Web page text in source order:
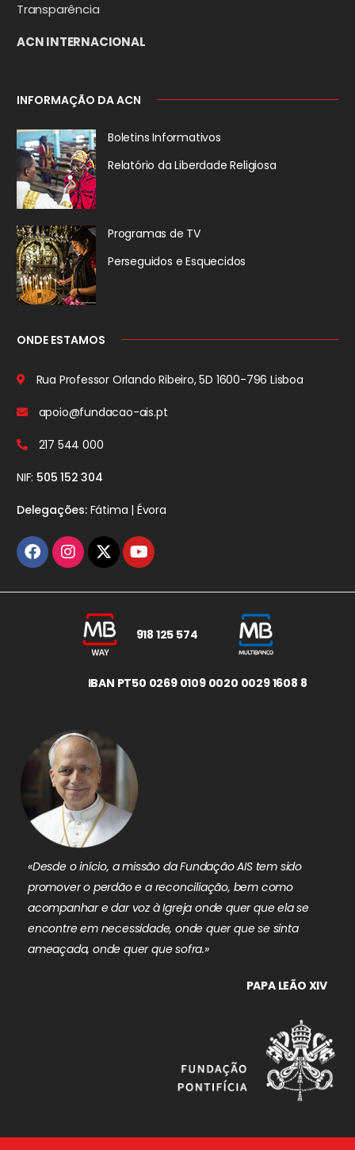
Transparência
ACN INTERNACIONAL
INFORMAÇÃO DA ACN
Boletins Informativos
Relatório da Liberdade Religiosa
Programas de TV
Perseguidos e Esquecidos
ONDE ESTAMOS
Rua Professor Orlando Ribeiro, 5D 1600-796 Lisboa
apoio@fundacao-ais.pt
217 544 000
NIF: 505 152 304
Delegações:Fátima | Évora
918 125 574
IBAN PT50 0269 0109 0020 0029 1608 8
«Desde o início, a missão da Fundação AIS tem sido
promover o perdão e a reconciliação, bem como
acompanhar e dar voz à Igreja onde quer que ela se
encontre em necessidade, onde quer que se sinta
ameaçada, onde quer que sofra.»
PAPA LEÃO XIV